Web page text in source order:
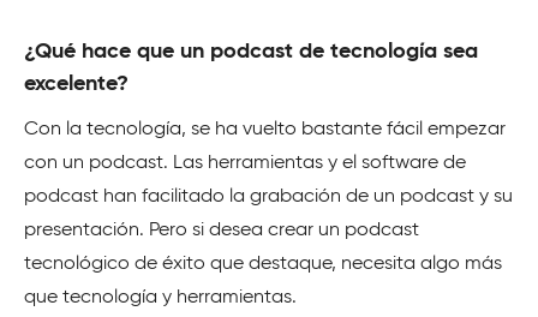
¿Qué hace que un podcast de tecnología sea
excelente?
Con la tecnología, se ha vuelto bastante fácil empezar
con un podcast. Las herramientas y el software de
podcast han facilitado la grabación de un podcast y su
presentación. Pero si desea crear un podcast
tecnológico de éxito que destaque, necesita algo más
que tecnología y herramientas.